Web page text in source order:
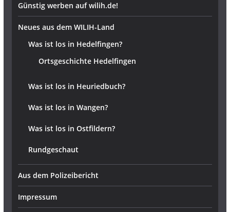
Günstig werben auf wilih.de!
Neues aus dem WILIH-Land
Was ist los in Hedelfingen?
Ortsgeschichte Hedelfingen
Was ist los in Heuriedbuch?
Was ist los in Wangen?
Was ist los in Ostfildern?
Rundgeschaut
Aus dem Polizeibericht
Impressum